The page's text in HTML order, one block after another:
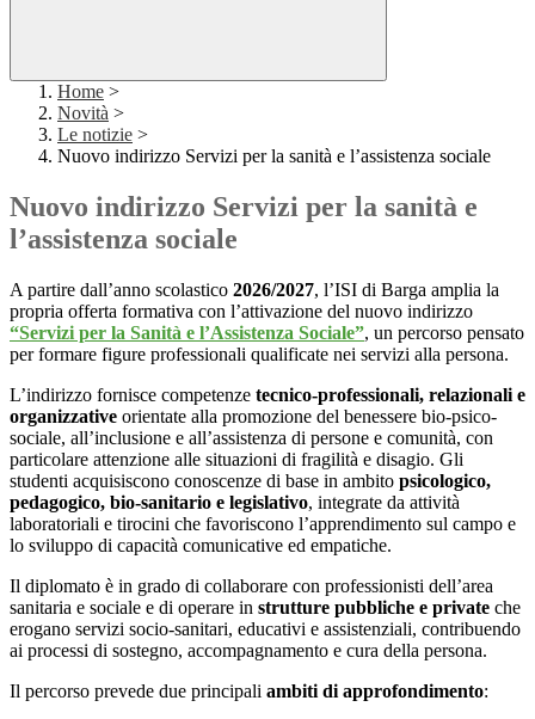
Home >
Novità >
Le notizie >
Nuovo indirizzo Servizi per la sanità e l’assistenza sociale
Nuovo indirizzo Servizi per la sanità e
l’assistenza sociale
A partire dall’anno scolastico 2026/2027, l’ISI di Barga amplia la
propria offerta formativa con l’attivazione del nuovo indirizzo
“Servizi per la Sanità e l’Assistenza Sociale”, un percorso pensato
per formare figure professionali qualificate nei servizi alla persona.
L’indirizzo fornisce competenze tecnico-professionali, relazionali e
organizzative orientate alla promozione del benessere bio-psico-
sociale, all’inclusione e all’assistenza di persone e comunità, con
particolare attenzione alle situazioni di fragilità e disagio. Gli
studenti acquisiscono conoscenze di base in ambito psicologico,
pedagogico, bio-sanitario e legislativo, integrate da attività
laboratoriali e tirocini che favoriscono l’apprendimento sul campo e
lo sviluppo di capacità comunicative ed empatiche.
Il diplomato è in grado di collaborare con professionisti dell’area
sanitaria e sociale e di operare in strutture pubbliche e private che
erogano servizi socio-sanitari, educativi e assistenziali, contribuendo
ai processi di sostegno, accompagnamento e cura della persona.
Il percorso prevede due principali ambiti di approfondimento: